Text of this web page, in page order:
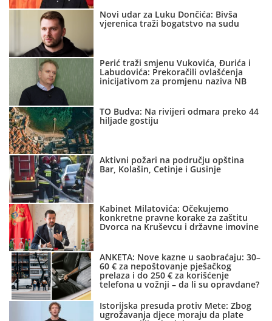
Novi udar za Luku Dončića: Bivša
vjerenica traži bogatstvo na sudu
Perić traži smjenu Vukovića, Đurića i
Labudovića: Prekoračili ovlašćenja
inicijativom za promjenu naziva NB
TO Budva: Na rivijeri odmara preko 44
hiljade gostiju
Aktivni požari na području opština
Bar, Kolašin, Cetinje i Gusinje
Kabinet Milatovića: Očekujemo
konkretne pravne korake za zaštitu
Dvorca na Kruševcu i državne imovine
ANKETA: Nove kazne u saobraćaju: 30–
60 € za nepoštovanje pješačkog
prelaza i do 250 € za korišćenje
telefona u vožnji – da li su opravdane?
Istorijska presuda protiv Mete: Zbog
ugrožavanja djece moraju da plate